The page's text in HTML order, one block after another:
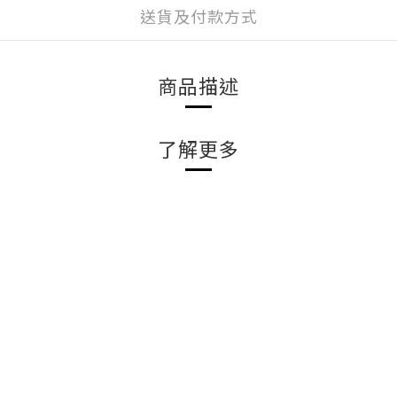
送貨及付款方式
商品描述
了解更多